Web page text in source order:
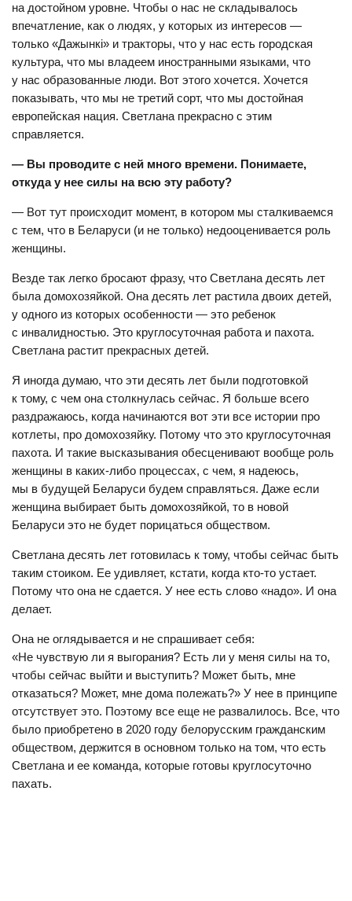
на достойном уровне. Чтобы о нас не складывалось
впечатление, как о людях, у которых из интересов —
только «Дажынкі» и тракторы, что у нас есть городская
культура, что мы владеем иностранными языками, что
у нас образованные люди. Вот этого хочется. Хочется
показывать, что мы не третий сорт, что мы достойная
европейская нация. Светлана прекрасно с этим
справляется.
— Вы проводите с ней много времени. Понимаете,
откуда у нее силы на всю эту работу?
— Вот тут происходит момент, в котором мы сталкиваемся
с тем, что в Беларуси (и не только) недооценивается роль
женщины.
Везде так легко бросают фразу, что Светлана десять лет
была домохозяйкой. Она десять лет растила двоих детей,
у одного из которых особенности — это ребенок
с инвалидностью. Это круглосуточная работа и пахота.
Светлана растит прекрасных детей.
Я иногда думаю, что эти десять лет были подготовкой
к тому, с чем она столкнулась сейчас. Я больше всего
раздражаюсь, когда начинаются вот эти все истории про
котлеты, про домохозяйку. Потому что это круглосуточная
пахота. И такие высказывания обесценивают вообще роль
женщины в каких-либо процессах, с чем, я надеюсь,
мы в будущей Беларуси будем справляться. Даже если
женщина выбирает быть домохозяйкой, то в новой
Беларуси это не будет порицаться обществом.
Светлана десять лет готовилась к тому, чтобы сейчас быть
таким стоиком. Ее удивляет, кстати, когда кто-то устает.
Потому что она не сдается. У нее есть слово «надо». И она
делает.
Она не оглядывается и не спрашивает себя:
«Не чувствую ли я выгорания? Есть ли у меня силы на то,
чтобы сейчас выйти и выступить? Может быть, мне
отказаться? Может, мне дома полежать?» У нее в принципе
отсутствует это. Поэтому все еще не развалилось. Все, что
было приобретено в 2020 году белорусским гражданским
обществом, держится в основном только на том, что есть
Светлана и ее команда, которые готовы круглосуточно
пахать.